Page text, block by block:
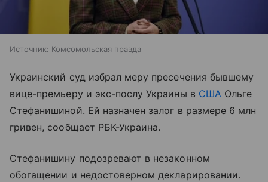
Источник: Комсомольская правда
Украинский суд избрал меру пресечения бывшему
вице-премьеру и экс-послу Украины в СШАОльге
Стефанишиной. Ей назначен залог в размере 6 млн
гривен, сообщает РБК-Украина.
Стефанишину подозревают в незаконном
обогащении и недостоверном декларировании.